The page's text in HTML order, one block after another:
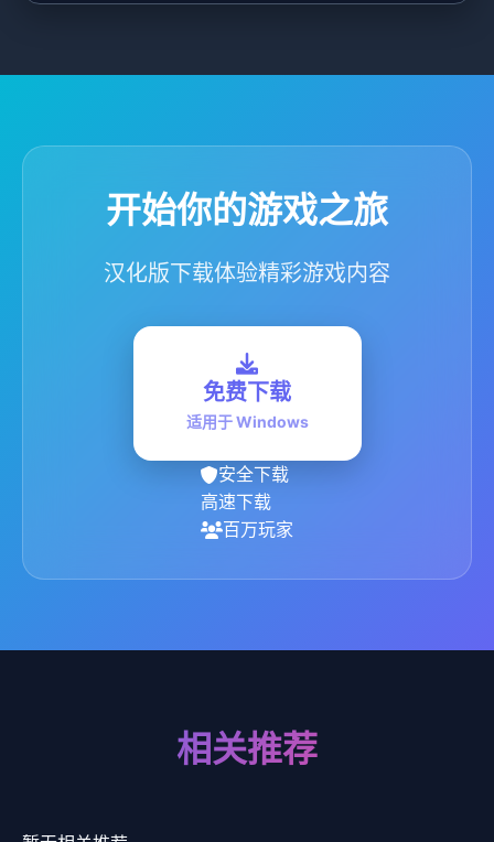
开始你的游戏之旅
汉化版下载体验精彩游戏内容
免费下载
适用于 Windows
安全下载
高速下载
百万玩家
相关推荐